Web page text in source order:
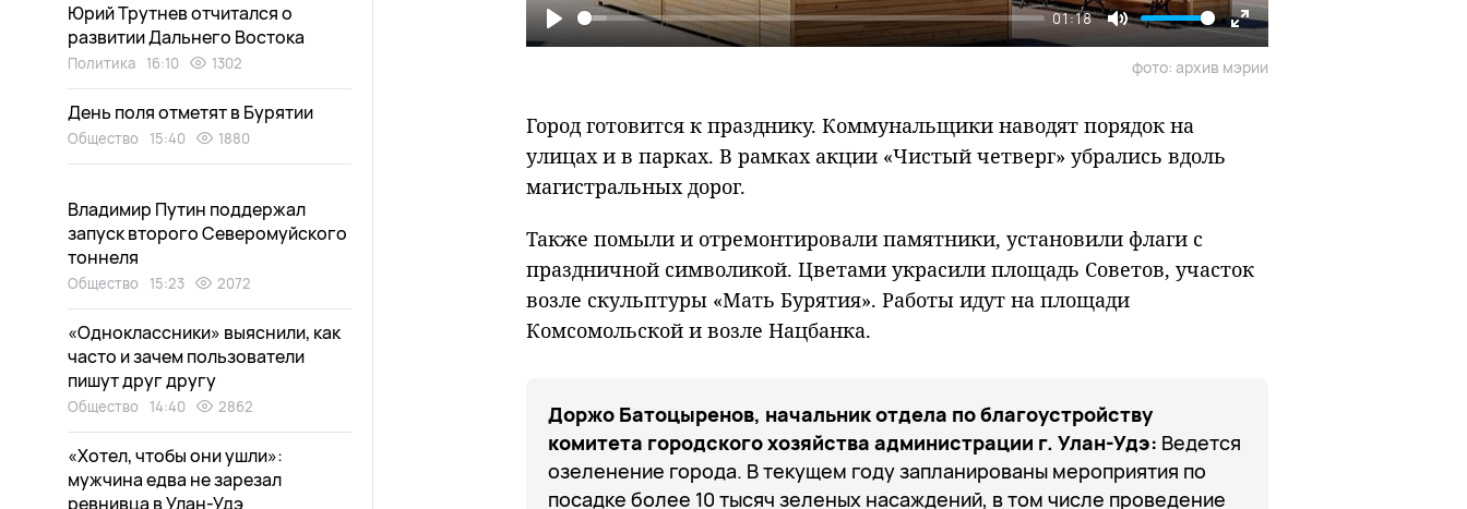
Play
01:18
Mute
Enter
fullscreen
фото: архив мэрии
Город готовится к празднику. Коммунальщики наводят порядок на
улицах и в парках. В рамках акции «Чистый четверг» убрались вдоль
магистральных дорог.
Также помыли и отремонтировали памятники, установили флаги с
праздничной символикой. Цветами украсили площадь Советов, участок
возле скульптуры «Мать Бурятия». Работы идут на площади
Комсомольской и возле Нацбанка.
Доржо Батоцыренов, начальник отдела по благоустройству
комитета городского хозяйства администрации г. Улан-Удэ: Ведется
озеленение города. В текущем году запланированы мероприятия по
посадке более 10 тысяч зеленых насаждений, в том числе проведение
Юрий Трутнев отчитался о
развитии Дальнего Востока
Политика 16:10 1302
День поля отметят в Бурятии
Общество 15:40 1880
Владимир Путин поддержал
запуск второго Северомуйского
тоннеля
Общество 15:23 2072
«Одноклассники» выяснили, как
часто и зачем пользователи
пишут друг другу
Общество 14:40 2862
«Хотел, чтобы они ушли»:
мужчина едва не зарезал
ревнивца в Улан-Удэ